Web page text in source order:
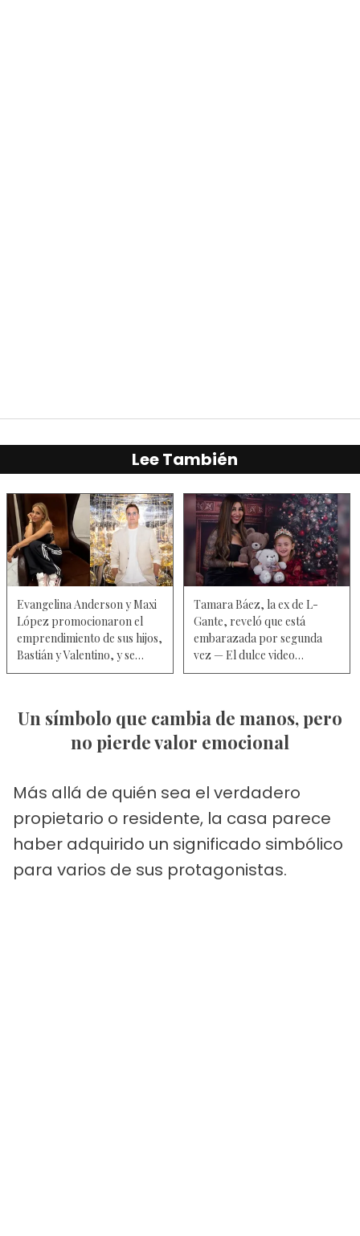
Lee También
Evangelina Anderson y Maxi
López promocionaron el
emprendimiento de sus hijos,
Bastián y Valentino, y se
hicieron virales - Video
Tamara Báez, la ex de L-
Gante, reveló que está
embarazada por segunda
vez — El dulce video
revelación junto a Thiago
Un símbolo que cambia de manos, pero
no pierde valor emocional
Más allá de quién sea el verdadero
propietario o residente, la casa parece
haber adquirido un significado simbólico
para varios de sus protagonistas.